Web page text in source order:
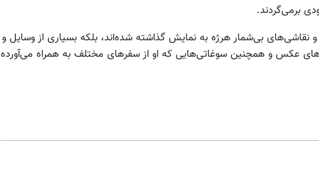
برمی‌گردند.
و نقاشی‌های بی‌شمار هرژه به نمایش گذاشته ‌شده‌اند، بلکه بسیاری از وسایل و
عکس و همچنین سوغاتی‌هایی که او از سفرهای مختلف به همراه می‌آورده